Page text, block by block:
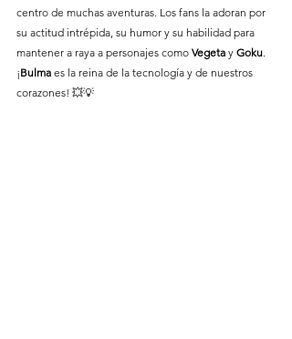
centro de muchas aventuras. Los fans la adoran por
su actitud intrépida, su humor y su habilidad para
mantener a raya a personajes como Vegeta y Goku
¡Bulma es la reina de la tecnología y de nuestros
corazones! 💥💡